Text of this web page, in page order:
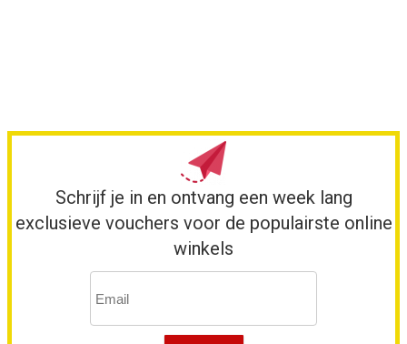
Schrijf je in en ontvang een week lang
exclusieve vouchers voor de populairste online
winkels